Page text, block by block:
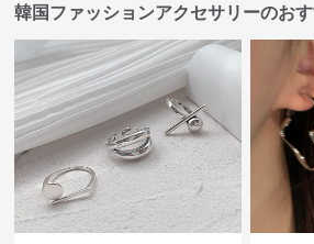
韓国ファッションアクセサリーのお